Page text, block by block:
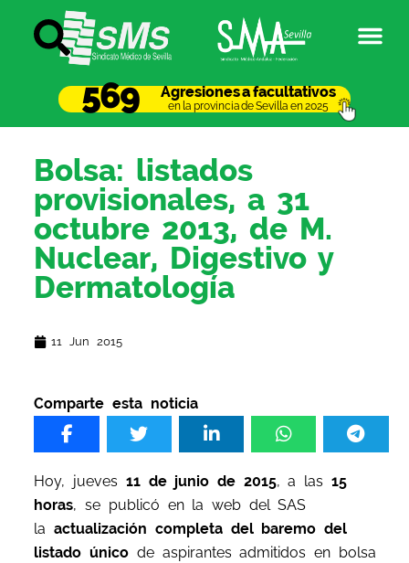
Agresiones a facultativos
en la provincia de Sevilla en 2025
569
Bolsa: listados
provisionales, a 31
octubre 2013, de M.
Nuclear, Digestivo y
Dermatología
11 Jun 2015
Comparte esta noticia
Hoy, jueves 11de junio de 2015, a las 15
horas, se publicó en la web del SAS
laactualización completa del baremo del
listado único de aspirantes admitidos en bolsa